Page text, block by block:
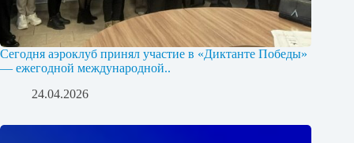
Сегодня аэроклуб принял участие в «Диктанте Победы»
— ежегодной международной..
24.04.2026